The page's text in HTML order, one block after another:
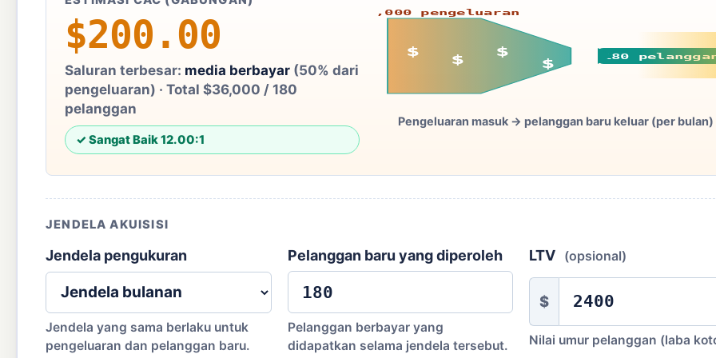
$200.00
Saluran terbesar: media berbayar (50% dari
pengeluaran) · Total $36,000 / 180
pelanggan
✓ Sangat Baik 12.00:1
180
$36,000 pengeluaran
$
$
$
$
Pengeluaran masuk → pelanggan baru keluar (per bulan)
JENDELA AKUISISI
Jendela pengukuran
Jendela yang sama berlaku untuk
pengeluaran dan pelanggan baru.
Pelanggan baru yang diperoleh
Pelanggan berbayar yang
didapatkan selama jendela tersebut.
LTV (opsional)
$
Nilai umur pelanggan (laba